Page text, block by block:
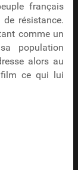
français
résistance.
comme un
population
alors au
ce qui lui